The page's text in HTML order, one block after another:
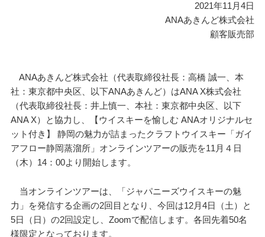
2021年11月4日
ANAあきんど株式会社
顧客販売部
ANAあきんど株式会社（代表取締役社長：高橋 誠一、本
社：東京都中央区、以下ANAあきんど）はANA X株式会社
（代表取締役社長：井上慎一、本社：東京都中央区、以下
ANA X）と協力し、【ウイスキーを愉しむ ANAオリジナルセ
ット付き】 静岡の魅力が詰まったクラフトウイスキー「ガイ
アフロー静岡蒸溜所」オンラインツアーの販売を11月４日
（木）14：00より開始します。
当オンラインツアーは、「ジャパニーズウイスキーの魅
力」を発信する企画の2回目となり、今回は12月4日（土）と
5日（日）の2回設定し、Zoomで配信します。各回先着50名
様限定となっております。